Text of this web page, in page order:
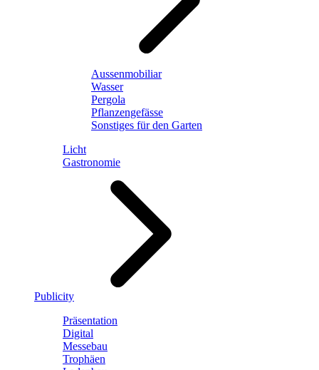
Aussenmobiliar
Wasser
Pergola
Pflanzengefässe
Sonstiges für den Garten
Licht
Gastronomie
Publicity
Präsentation
Digital
Messebau
Trophäen